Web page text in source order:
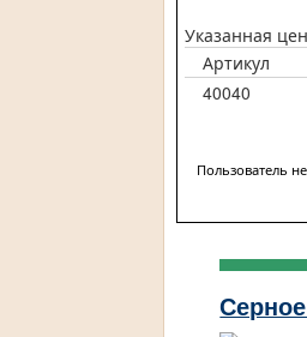
Указанная
Артикул
40040
Пользователь